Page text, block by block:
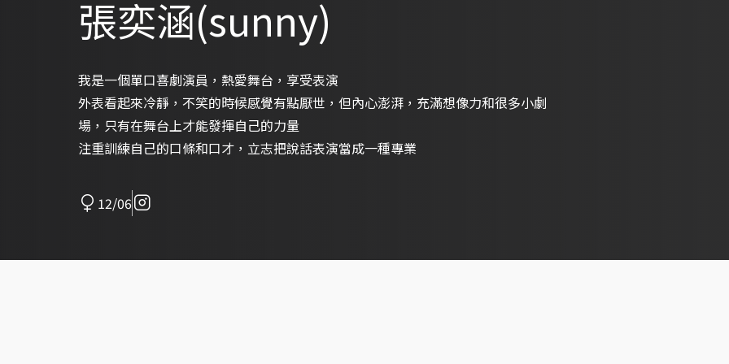
張奕涵(sunny)
我是一個單口喜劇演員，熱愛舞台，享受表演
外表看起來冷靜，不笑的時候感覺有點厭世，但內心澎湃，充滿想像力和很多小劇
場，只有在舞台上才能發揮自己的力量
注重訓練自己的口條和口才，立志把說話表演當成一種專業
12/06